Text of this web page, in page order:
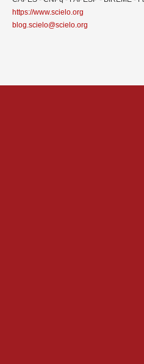
https://www.scielo.org
blog.scielo@scielo.org